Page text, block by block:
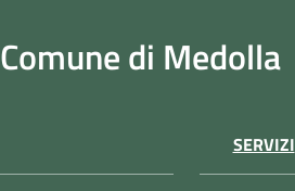
Comune di Medolla
SERVIZI